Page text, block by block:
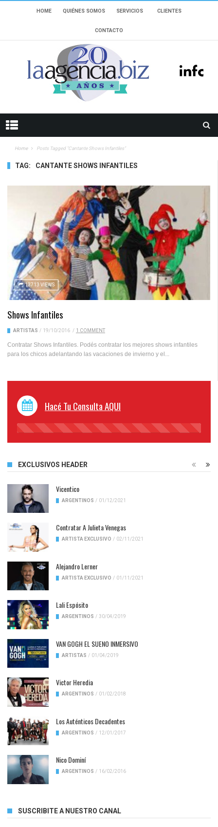
HOME QUIÉNES SOMOS SERVICIOS CLIENTES
CONTACTO
Home Posts Tagged "cantante Shows Infantiles"
TAG: CANTANTE SHOWS INFANTILES
13713 VIEWS
Shows Infantiles
ARTISTAS / 19/10/2016 / 1 COMMENT
Contratar Shows Infantiles. Podés contratar los mejores shows infantiles
para los chicos adelantando las vacaciones de invierno y el...
Hacé Tu Consulta AQUI
45%
EXCLUSIVOS HEADER
Vicentico
ARGENTINOS / 01/12/2021
Contratar A Julieta Venegas
ARTISTA EXCLUSIVO / 02/11/2021
Alejandro Lerner
ARTISTA EXCLUSIVO / 01/11/2021
Lali Espósito
ARGENTINOS / 30/04/2019
VAN GOGH EL SUENO INMERSIVO
ARTISTAS / 01/04/2019
Victor Heredia
ARGENTINOS / 01/02/2018
Los Auténticos Decadentes
ARGENTINOS / 12/01/2017
Nico Dominí
ARGENTINOS / 16/02/2016
SUSCRIBITE A NUESTRO CANAL